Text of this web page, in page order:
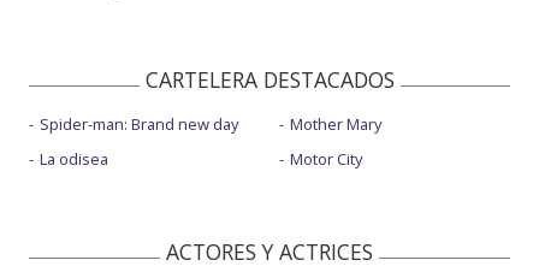
CARTELERA DESTACADOS
Spider-man: Brand new day
La odisea
Mother Mary
Motor City
ACTORES Y ACTRICES